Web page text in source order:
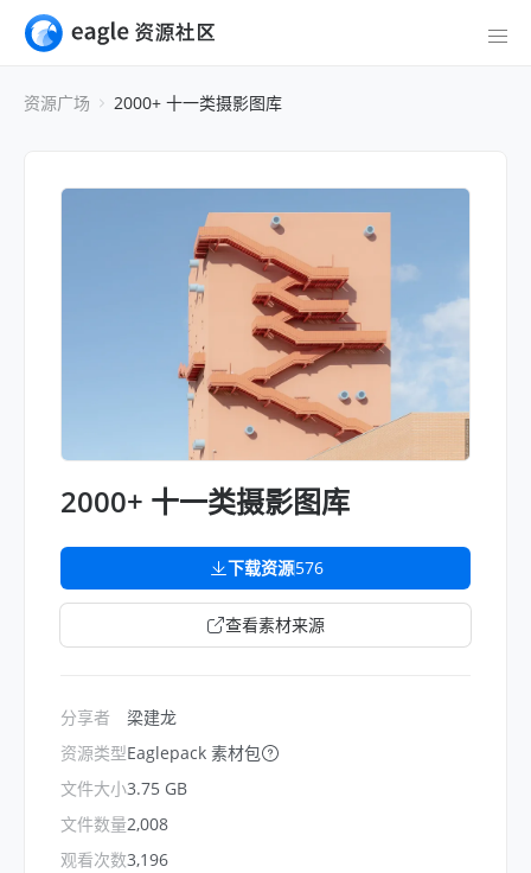
资源广场 2000+ 十一类摄影图库
2000+ 十一类摄影图库
下载资源576
查看素材来源
分享者
资源类型
文件大小
文件数量
观看次数
梁建龙
Eaglepack 素材包
3.75 GB
2,008
3,196